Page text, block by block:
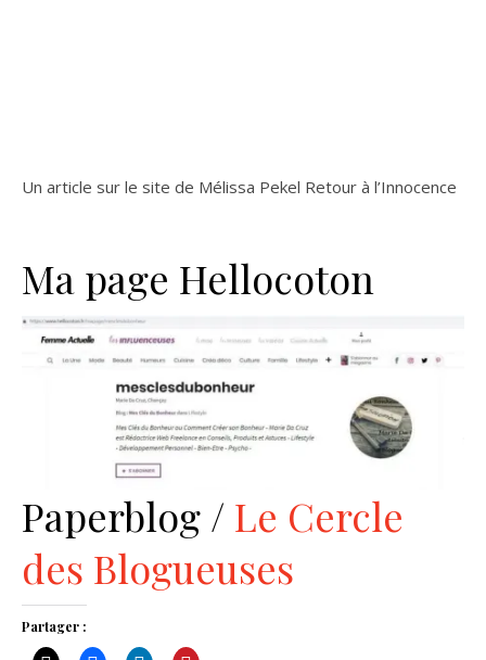
Un article sur le site de Mélissa Pekel Retour à l’Innocence
Ma page Hellocoton
Paperblog / Le Cercle
des Blogueuses
Partager :